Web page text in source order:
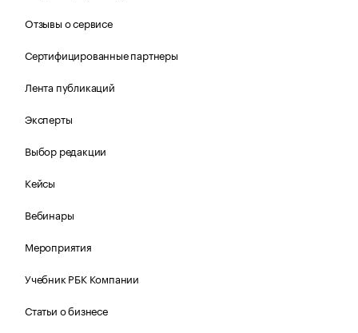
Отзывы о сервисе
Сертифицированные партнеры
Лента публикаций
Эксперты
Выбор редакции
Кейсы
Вебинары
Мероприятия
Учебник РБК Компании
Статьи о бизнесе